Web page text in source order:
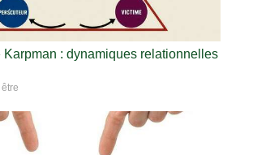
Karpman : dynamiques relationnelles